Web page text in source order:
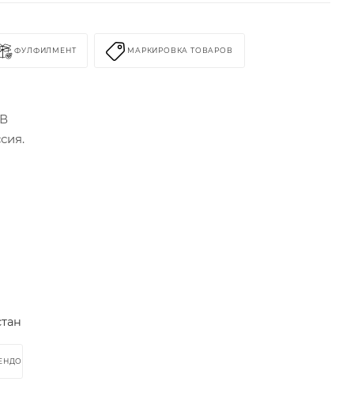
ФУЛФИЛМЕНТ МАРКИРОВКА ТОВАРОВ